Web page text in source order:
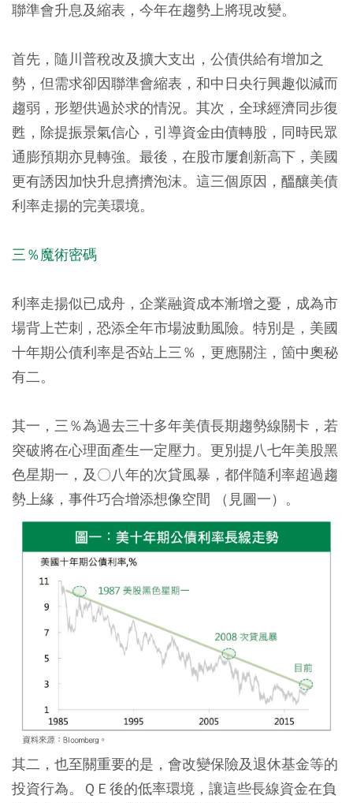
聯準會升息及縮表，今年在趨勢上將現改變。
首先，隨川普稅改及擴大支出，公債供給有增加之
勢，但需求卻因聯準會縮表，和中日央行興趣似減而
趨弱，形塑供過於求的情況。其次，全球經濟同步復
甦，除提振景氣信心，引導資金由債轉股，同時民眾
通膨預期亦見轉強。最後，在股市屢創新高下，美國
更有誘因加快升息擠擠泡沫。這三個原因，醞釀美債
利率走揚的完美環境。
三％魔術密碼
利率走揚似已成舟，企業融資成本漸增之憂，成為市
場背上芒刺，恐添全年市場波動風險。特別是，美國
十年期公債利率是否站上三％，更應關注，箇中奧秘
有二。
其一，三％為過去三十多年美債長期趨勢線關卡，若
突破將在心理面產生一定壓力。更別提八七年美股黑
色星期一，及〇八年的次貸風暴，都伴隨利率超過趨
勢上緣，事件巧合增添想像空間 （見圖一）。
其二，也至關重要的是，會改變保險及退休基金等的
投資行為。ＱＥ後的低率環境，讓這些長線資金在負